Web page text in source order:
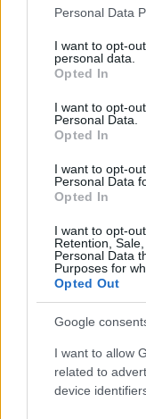
Please note that
not limited to your
grant or deny
use your data for
consent section.
Personal Data
I want to opt-
personal data.
Opted In
I want to opt-
Personal Data.
Opted In
I want to opt-
Personal Data
Opted In
I want to opt-
Retention,
Personal Data
Purposes for
Opted Out
Google
I want to allow
related to
device
Continua a